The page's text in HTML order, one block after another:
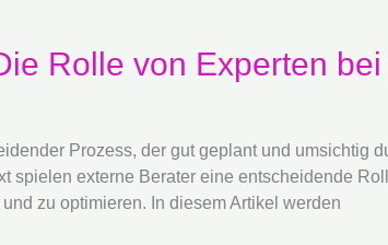
Rolle von Experten
Prozess, der gut geplant und umsichtig
spielen externe Berater eine entscheidende
zu optimieren. In diesem Artikel werden